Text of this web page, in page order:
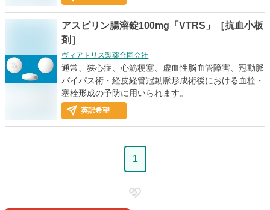
アスピリン腸溶錠100mg「VTRS」［抗血小板
剤］
ヴィアトリス製薬合同会社
通常、狭心症、心筋梗塞、虚血性脳血管障害、冠動脈
バイパス術・経皮経管冠動脈形成術後における血栓・
塞栓形成の予防に用いられます。
英訳希望
ペ
1